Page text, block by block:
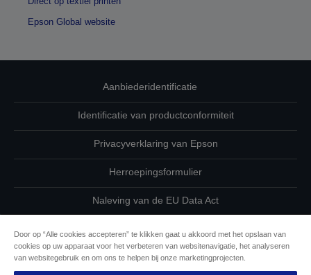
Epson Global website
Aanbiederidentificatie
Identificatie van productconformiteit
Privacyverklaring van Epson
Herroepingsformulier
Naleving van de EU Data Act
Neem contact met ons op betreffende uw gegevens
Cookie-informatie
Door op “Alle cookies accepteren” te klikken gaat u akkoord met het opslaan van
cookies op uw apparaat voor het verbeteren van websitenavigatie, het analyseren
van websitegebruik en om ons te helpen bij onze marketingprojecten.